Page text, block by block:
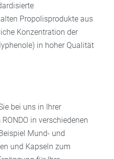
Propolisprodukte aus
Konzentration der
in hoher Qualität
bei uns in Ihrer
in verschiedenen
Mund- und
und Kapseln zum